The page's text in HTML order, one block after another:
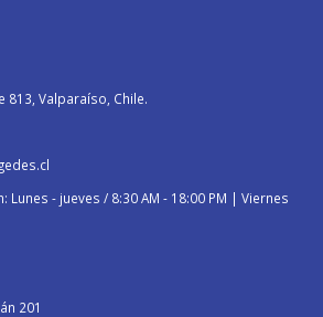
813, Valparaíso, Chile.
Lunes - jueves / 8:30 AM - 18:00 PM | Viernes
201